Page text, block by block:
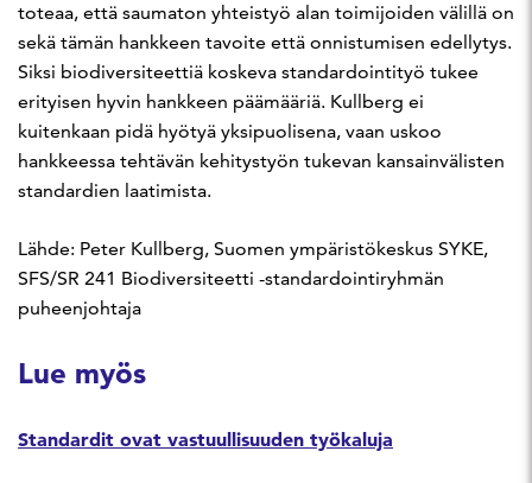
toteaa, että saumaton yhteistyö alan toimijoiden välillä on
sekä tämän hankkeen tavoite että onnistumisen edellytys.
Siksi biodiversiteettiä koskeva standardointityö tukee
erityisen hyvin hankkeen päämääriä. Kullberg ei
kuitenkaan pidä hyötyä yksipuolisena, vaan uskoo
hankkeessa tehtävän kehitystyön tukevan kansainvälisten
standardien laatimista.
Lähde: Peter Kullberg, Suomen ympäristökeskus SYKE,
SFS/SR 241 Biodiversiteetti -standardointiryhmän
puheenjohtaja
Lue myös
Standardit ovat vastuullisuuden työkaluja